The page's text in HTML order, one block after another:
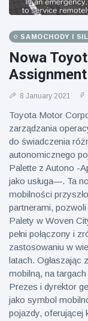
SAMOCHODY I
Nowa
8 January 2021
Toyota Motor
zarządzania
do świadczenia
autonomicznego
Palette z Autono -
jako usługa—. Ta
mobilności
partnerami,
Palety w Woven
pełni połączony i
zastosowaniu w
latach. Ogłaszając
mobilną, na
Prezes i dyrektor
jako symbol
pojazdy, oferującej